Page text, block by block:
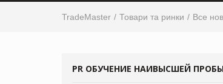
TradeMaster Товари та ринки Все
PR ОБУЧЕНИЕ НАИВЫСШЕЙ